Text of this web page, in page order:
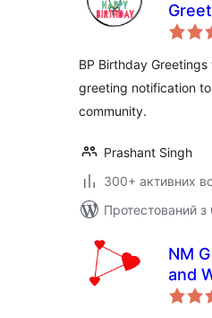
BP Birthday
greeting notification
community.
Prashant Singh
300+ активних
Протестований з
NM
and